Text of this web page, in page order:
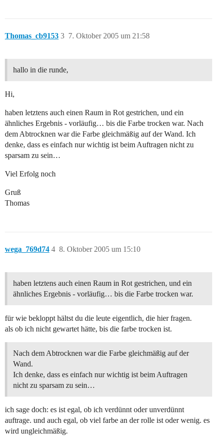
Thomas_cb9153 7. Oktober 2005 um 21:58
3
hallo in die runde,
Hi,
haben letztens auch einen Raum in Rot gestrichen, und ein
ähnliches Ergebnis - vorläufig… bis die Farbe trocken war. Nach
dem Abtrocknen war die Farbe gleichmäßig auf der Wand. Ich
denke, dass es einfach nur wichtig ist beim Auftragen nicht zu
sparsam zu sein…
Viel Erfolg noch
Gruß
Thomas
wega_769d74 8. Oktober 2005 um 15:10
4
haben letztens auch einen Raum in Rot gestrichen, und ein
ähnliches Ergebnis - vorläufig… bis die Farbe trocken war.
für wie bekloppt hältst du die leute eigentlich, die hier fragen.
als ob ich nicht gewartet hätte, bis die farbe trocken ist.
Nach dem Abtrocknen war die Farbe gleichmäßig auf der
Wand.
Ich denke, dass es einfach nur wichtig ist beim Auftragen
nicht zu sparsam zu sein…
ich sage doch: es ist egal, ob ich verdünnt oder unverdünnt
auftrage. und auch egal, ob viel farbe an der rolle ist oder wenig. es
wird ungleichmäßig.